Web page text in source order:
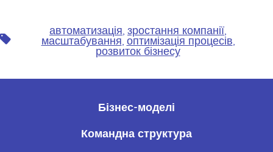
Позначки
автоматизація зростання компанії
масштабування,оптимізація процесів
розвиток бізнесу
Бізнес-моделі
Командна структура